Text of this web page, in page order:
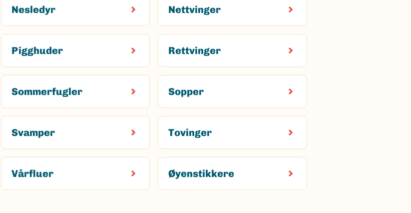
Nesledyr Nettvinger
Pigghuder Rettvinger
Sommerfugler Sopper
Svamper Tovinger
Vårfluer Øyenstikkere